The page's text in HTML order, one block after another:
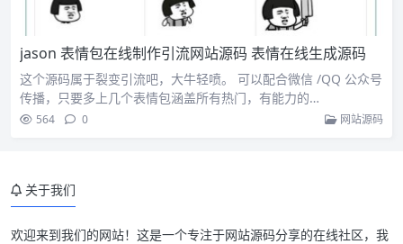
jason 表情包在线制作引流网站源码 表情在线生成源码
这个源码属于裂变引流吧，大牛轻喷。 可以配合微信 /QQ 公众号
传播，只要多上几个表情包涵盖所有热门，有能力的…
564 0 网站源码
关于我们
欢迎来到我们的网站！这是一个专注于网站源码分享的在线社区，我